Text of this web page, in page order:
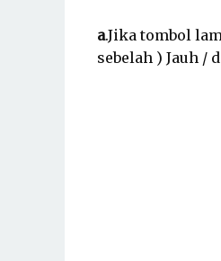
a.Jika tombol
sebelah ) Jauh /